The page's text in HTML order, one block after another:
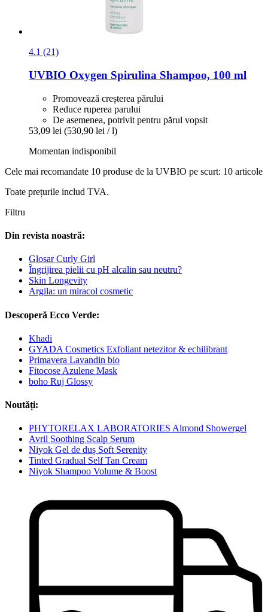
4.1 (21)
UVBIO Oxygen Spirulina Shampoo, 100 ml
Promovează creșterea părului
Reduce ruperea parului
De asemenea, potrivit pentru părul vopsit
53,09 lei (530,90 lei / l)
Momentan indisponibil
Cele mai recomandate 10 produse de la UVBIO pe scurt: 10 articole
Toate prețurile includ TVA.
Filtru
Din revista noastră:
Glosar Curly Girl
Îngrijirea pielii cu pH alcalin sau neutru?
Skin Longevity
Argila: un miracol cosmetic
Descoperă Ecco Verde:
Khadi
GYADA Cosmetics Exfoliant netezitor & echilibrant
Primavera Lavandin bio
Fitocose Azulene Mask
boho Ruj Glossy
Noutăți:
PHYTORELAX LABORATORIES Almond Showergel
Avril Soothing Scalp Serum
Niyok Gel de duș Soft Serenity
Tinted Gradual Self Tan Cream
Niyok Shampoo Volume & Boost